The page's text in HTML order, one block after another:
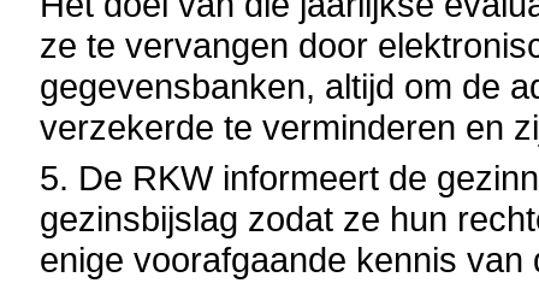
ze te vervangen door
gegevensbanken, altijd om de
verzekerde te verminderen en
5. De RKW informeert de
gezinsbijslag zodat ze hun
enige voorafgaande kennis